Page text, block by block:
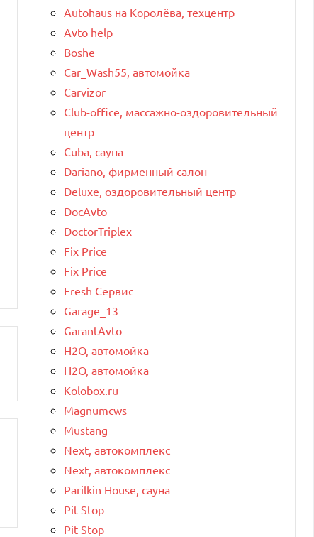
Autohaus на Королёва, техцентр
Avto help
Boshe
Car_Wash55, автомойка
Carvizor
Club-office, массажно-оздоровительный
центр
Cuba, сауна
Dariano, фирменный салон
Deluxe, оздоровительный центр
DocAvto
DoctorTriplex
Fix Price
Fix Price
Fresh Сервис
Garage_13
GarantAvto
H2O, автомойка
H2O, автомойка
Kolobox.ru
Magnumcws
Mustang
Next, автокомплекс
Next, автокомплекс
Parilkin House, сауна
Pit-Stop
Pit-Stop